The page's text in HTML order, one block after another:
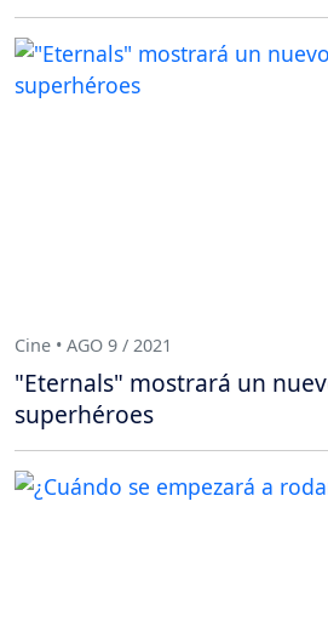
Cine • AGO 9 / 2021
"Eternals" mostrará un
superhéroes